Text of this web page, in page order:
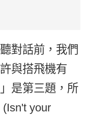
對話前，我們
與搭飛機有
是第三題，所
your